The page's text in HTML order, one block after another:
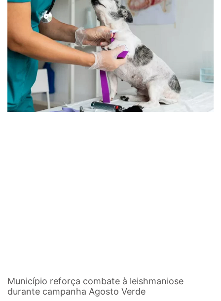
Município reforça combate à leishmaniose
durante campanha Agosto Verde